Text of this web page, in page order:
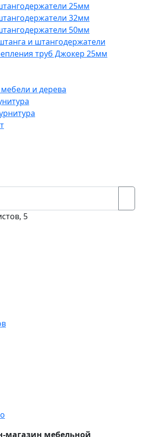
25мм
32мм
50мм
и штангодержатели
труб Джокер 25мм
и дерева
5
магазин мебельной